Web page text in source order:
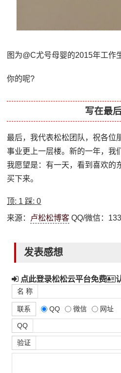
图为@C尤号母婴的2015年工作
你的呢?
写在最后
最后，我代表松松团队，祝各位
事业更上一层楼。新的一年，我
我愿望是：有一天，看到喜欢的
买下来。
顶: 1 踩:0
来源： 卢松松博客 QQ/微信：
发表感想
点此登录松松云平台免费
名 称
联系 QQ 微信 网址
QQ
验证